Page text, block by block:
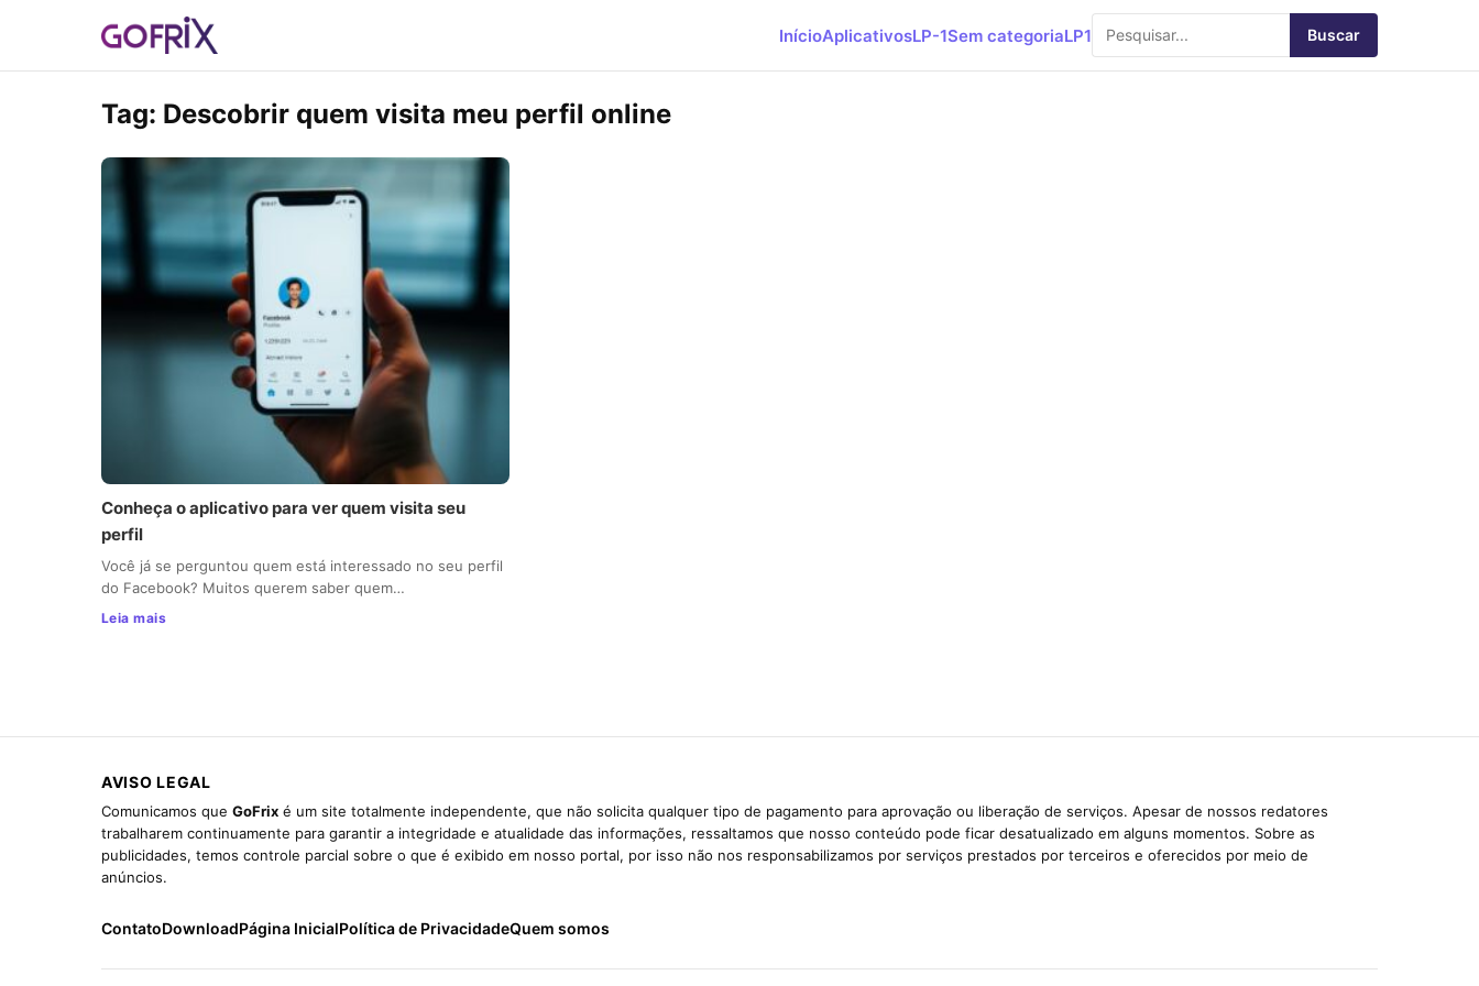
InícioAplicativosLP-1Sem categoriaLP1 Buscar
Tag: Descobrir quem visita meu perfil online
Conheça o aplicativo para ver quem visita seu
perfil
Você já se perguntou quem está interessado no seu perfil
do Facebook? Muitos querem saber quem…
Leia mais
AVISO LEGAL
Comunicamos que GoFrix é um site totalmente independente, que não solicita qualquer tipo de pagamento para aprovação ou liberação de serviços. Apesar de nossos redatores
trabalharem continuamente para garantir a integridade e atualidade das informações, ressaltamos que nosso conteúdo pode ficar desatualizado em alguns momentos. Sobre as
publicidades, temos controle parcial sobre o que é exibido em nosso portal, por isso não nos responsabilizamos por serviços prestados por terceiros e oferecidos por meio de
anúncios.
ContatoDownloadPágina InicialPolítica de PrivacidadeQuem somos